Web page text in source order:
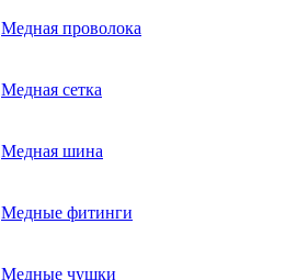
Медная проволока
Медная сетка
Медная шина
Медные фитинги
Медные чушки